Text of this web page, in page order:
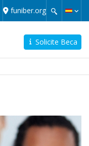
funiber.org
Solicite Beca